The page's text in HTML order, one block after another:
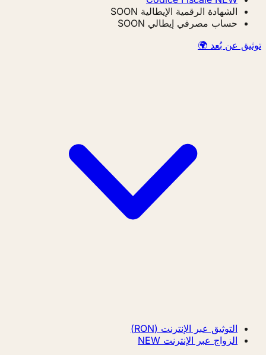
الشهادة الرقمية الإيطالية SOON
حساب مصرفي إيطالي SOON
توثيق عن بُعد 🌍
التوثيق عبر الإنترنت (RON)
الزواج عبر الإنترنت NEW